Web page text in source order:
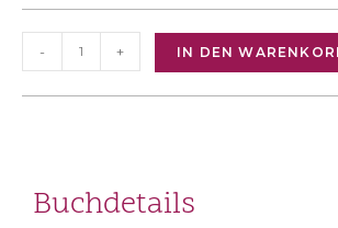
- + IN DEN
Buchdetails